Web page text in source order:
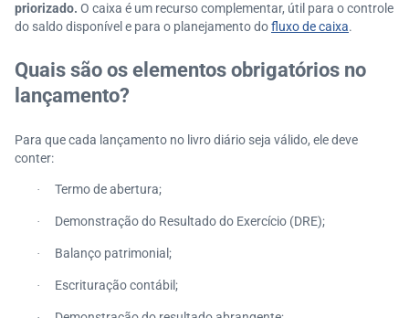
priorizado. O caixa é um recurso complementar, útil para o controle
do saldo disponível e para o planejamento dofluxo de caixa.
Quais são os elementos obrigatórios no
lançamento?
Para que cada lançamento no livro diário seja válido, ele deve
conter:
· Termo de abertura;
· Demonstração do Resultado do Exercício (DRE);
· Balanço patrimonial;
· Escrituração contábil;